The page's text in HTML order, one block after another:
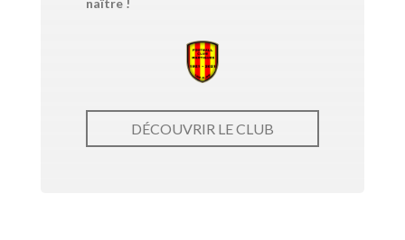
naître !
DÉCOUVRIR LE CLUB